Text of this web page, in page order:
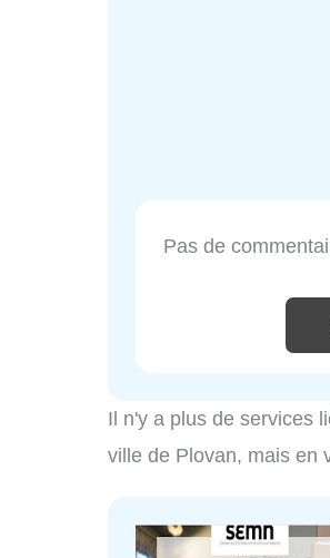
Pas de
Il n'y a plus de services
ville de Plovan, mais en